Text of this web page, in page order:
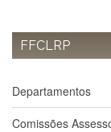
Comissão
de
graduação
FFCLRP
Departamentos
Comissões